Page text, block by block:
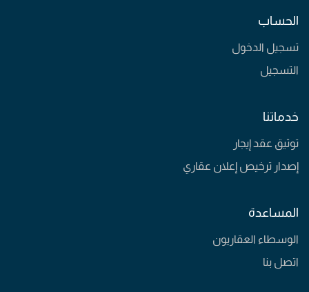
الحساب
تسجيل الدخول
التسجيل
خدماتنا
توثيق عقد إيجار
إصدار ترخيص إعلان عقاري
المساعدة
الوسطاء العقاريون
اتصل بنا